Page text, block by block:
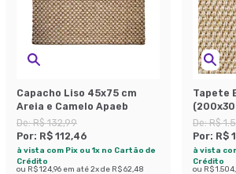
Capacho Liso 45x75 cm
Areia e Camelo Apaeb
De:R$ 132,99
Por: R$ 112,46
à vista com Pix ou 1x no Cartão de
Crédito
ou R$ 124,96 em até2x de R$ 62,48
Tapete
De:R$
Por: R$
à vista
Crédito
ou R$